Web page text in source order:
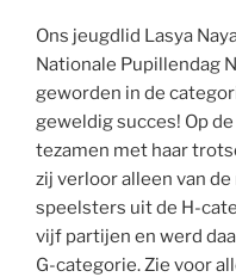
Ons jeugdlid Lasya
Nationale Pupillendag
geworden in de
geweldig succes! Op
tezamen met haar
zij verloor alleen van
speelsters uit de H-
vijf partijen en werd
G-categorie. Zie voor